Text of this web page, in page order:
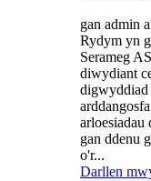
gan admin
Rydym yn
Serameg
diwydiant
digwyddiad
arloesiadau
gan ddenu
o'r...
Darllen